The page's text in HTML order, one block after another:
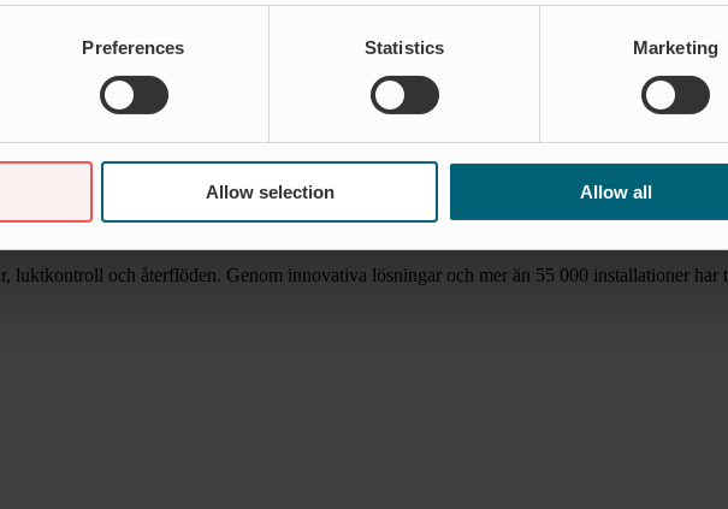
Preferences Statistics Marketing
Allow selection Allow all
Torgny Larsson, VD på Wapro. Vi bestämde oss för att gasa men med ett förbehåll att
och en del kom ”gratis” i och med att i stort sett alla mässor har blivit inställda
bland annat webinars, virtuella möten och ökad digital närvaro. Produktionen har hållit
i normala tider.
i juni nått vårt hittills bästa försäljningsresultat någonsin, säger Torgny Larsson med ett
våra produkter till 49 länder. Just en stororder av backventiler till ett av de länderna, Kina,
men vi känner stor tillförsikt inför framtiden som ser ljus ut, avslutar Torgny Larsson.”
och återflöden. Genom innovativa lösningar och mer än 55 000 installationer har